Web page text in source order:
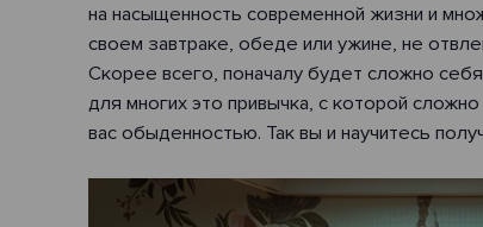
на насыщенность современной жизни и
своем завтраке, обеде или ужине, не
Скорее всего, поначалу будет сложно
для многих это привычка, с которой
вас обыденностью. Так вы и научитесь